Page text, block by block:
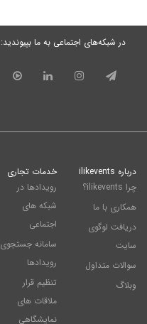
در شبکه‌های اجتماعی به ما بپیوندید:
درباره ilikevents
چرا ilikevents؟
همکاری با ما
دریافت لوگوی
سایت
سوالات متداول
وبلاگ
خدمات تجاری
رویدادها در
شبکه های
اجتماعی
سامانه جستجوی
رویدادها
تنظیم قرار
ملاقات های
نمایشگاهی